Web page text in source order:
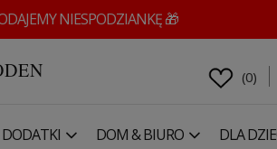
NIESPODZIANKĘ 🎁
(0)
DOM & BIURO DLA